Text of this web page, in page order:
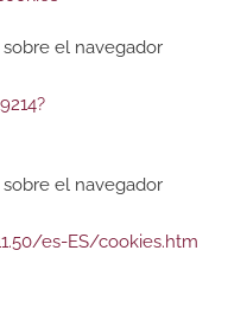
el navegador
el navegador
es-ES/cookies.htm